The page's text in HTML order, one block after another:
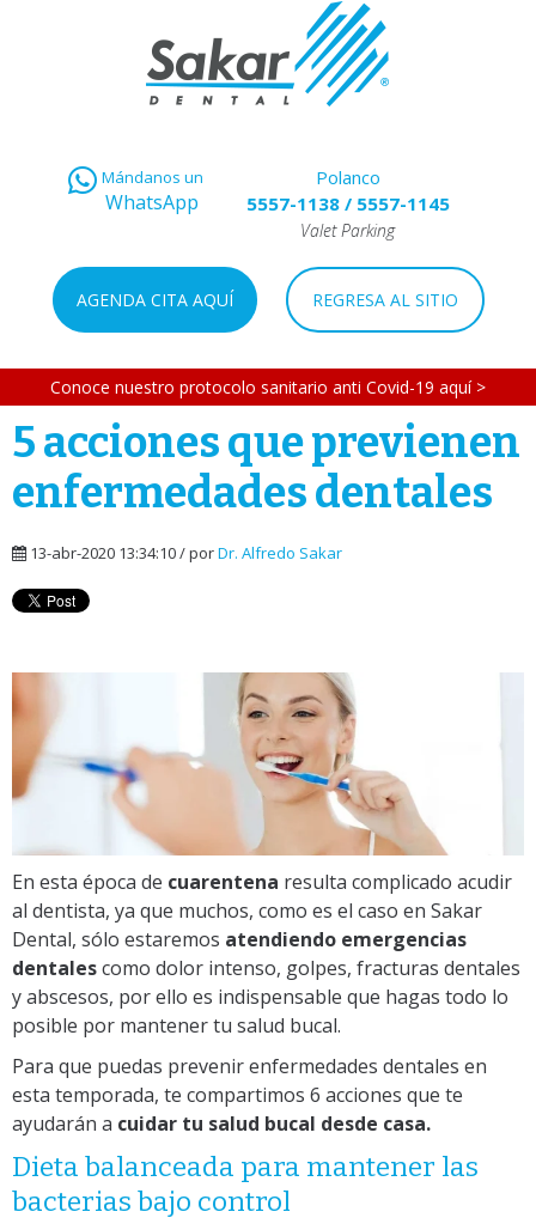
Mándanos un
WhatsApp
Polanco
5557-1138/ 5557-1145
Valet Parking
AGENDA CITA AQUÍ REGRESA AL SITIO
Conoce nuestro protocolo sanitario anti Covid-19 aquí >
5 acciones que previenen
enfermedades dentales
13-abr-2020 13:34:10 / porDr. Alfredo Sakar
En esta época de cuarentena resulta complicado acudir
al dentista, ya que muchos, como es el caso en Sakar
Dental, sólo estaremos atendiendo emergencias
dentalescomo dolor intenso, golpes, fracturas dentales
y abscesos, por ello es indispensable que hagas todo lo
posible por mantener tu salud bucal.
Para que puedas prevenir enfermedades dentales en
esta temporada, te compartimos 6 acciones que te
ayudarán a cuidar tu salud bucal desde casa.
Dieta balanceada para mantener las
bacterias bajo control